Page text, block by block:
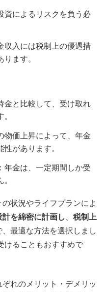
資によるリスクを負う必
収入には税制上の優遇措
ます。
金と比較して、受け取れ
物価上昇によって、年金
があります。
：年金は、一定期間しか受
状況やライフプランによ
を綿密に計画し
税制上
、最適な方法を選択しまし
けることもおすすめで
れのメリット・デメリッ